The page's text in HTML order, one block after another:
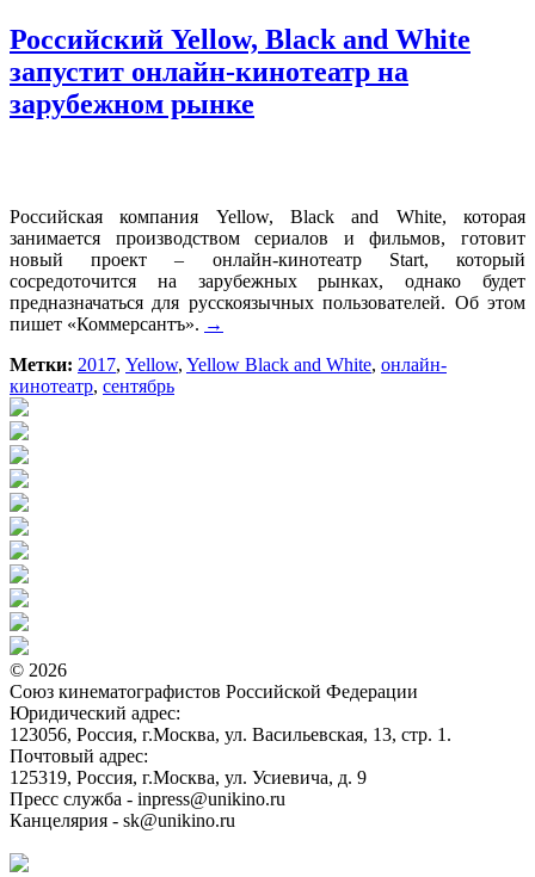
Российский Yellow, Black and White
запустит онлайн-кинотеатр на
зарубежном рынке
Российская компания Yellow, Black and White, которая
занимается производством сериалов и фильмов, готовит
новый проект – онлайн-кинотеатр Start, который
сосредоточится на зарубежных рынках, однако будет
предназначаться для русскоязычных пользователей. Об этом
пишет «Коммерсантъ». →
Метки: 2017, Yellow, Yellow Black and White, онлайн-
кинотеатр, сентябрь
© 2026
Союз кинематографистов Российской Федерации
Юридический адрес:
123056, Россия, г.Москва, ул. Васильевская, 13, стр. 1.
Почтовый адрес:
125319, Россия, г.Москва, ул. Усиевича, д. 9
Пресс служба - inpress@unikino.ru
Канцелярия - sk@unikino.ru